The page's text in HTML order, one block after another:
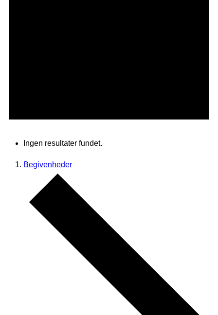
Ingen resultater fundet.
Begivenheder